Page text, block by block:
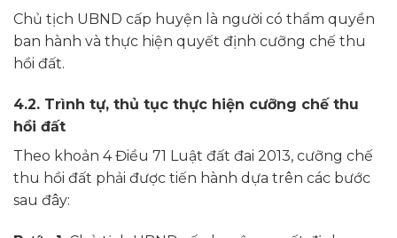
Chủ tịch UBND cấp huyện là người có thẩm quyền
ban hành và thực hiện quyết định cưỡng chế thu
hồi đất.
4.2. Trình tự, thủ tục thực hiện cưỡng chế thu
hồi đất
Theo khoản 4 Điều 71 Luật đất đai 2013, cưỡng chế
thu hồi đất phải được tiến hành dựa trên các bước
sau đây: